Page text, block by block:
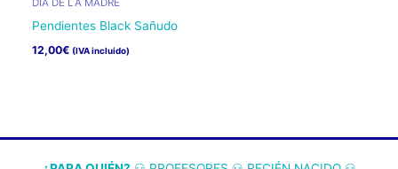
DÍA DE LA MADRE
Pendientes Black Sañudo
12,00€ (IVA incluido)